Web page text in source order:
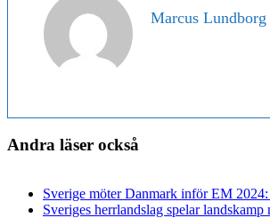
Marcus Lundborg
Andra läser också
Sverige möter Danmark inför EM
Sveriges herrlandslag spelar